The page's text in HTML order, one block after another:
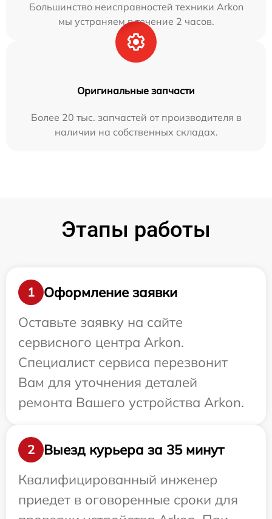
Большинство неисправностей техники Arkon
мы устраняем в течение 2 часов.
Оригинальные запчасти
Более 20 тыс. запчастей от производителя в
наличии на собственных складах.
Этапы работы
1
Оформление заявки
Оставьте заявку на сайте
сервисного центра Arkon.
Специалист сервиса перезвонит
Вам для уточнения деталей
ремонта Вашего устройства Arkon.
2
Выезд курьера за 35 минут
Квалифицированный инженер
приедет в оговоренные сроки для